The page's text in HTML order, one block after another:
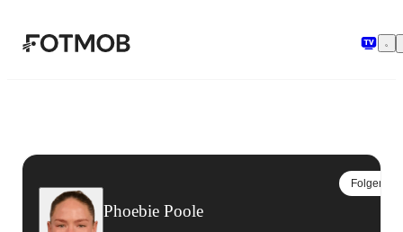
Phoebie Poole
Folgen